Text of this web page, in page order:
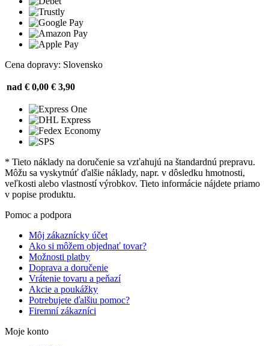
Cena dopravy: Slovensko
nad € 0,00 € 3,90
* Tieto náklady na doručenie sa vzťahujú na štandardnú prepravu.
Môžu sa vyskytnúť ďalšie náklady, napr. v dôsledku hmotnosti,
veľkosti alebo vlastností výrobkov. Tieto informácie nájdete priamo
v popise produktu.
Pomoc a podpora
Môj zákaznícky účet
Ako si môžem objednať tovar?
Možnosti platby
Doprava a doručenie
Vrátenie tovaru a peňazí
Akcie a poukážky
Potrebujete ďalšiu pomoc?
Firemní zákazníci
Moje konto